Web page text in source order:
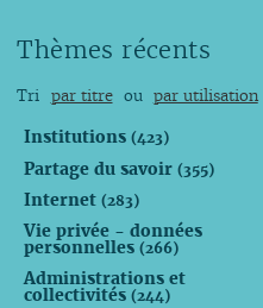
Thèmes récents
Tri par titre ou par utilisation
Institutions (423)
Partage du savoir (355)
Internet (283)
Vie privée - données
personnelles (266)
Administrations et
collectivités (244)